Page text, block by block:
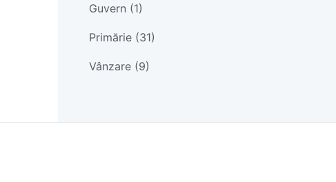
Guvern (1)
Primărie (31)
Vânzare (9)